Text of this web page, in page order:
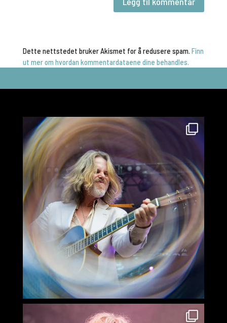
Dette nettstedet bruker Akismet for å redusere spam. Finn
ut mer om hvordan kommentardataene dine behandles.